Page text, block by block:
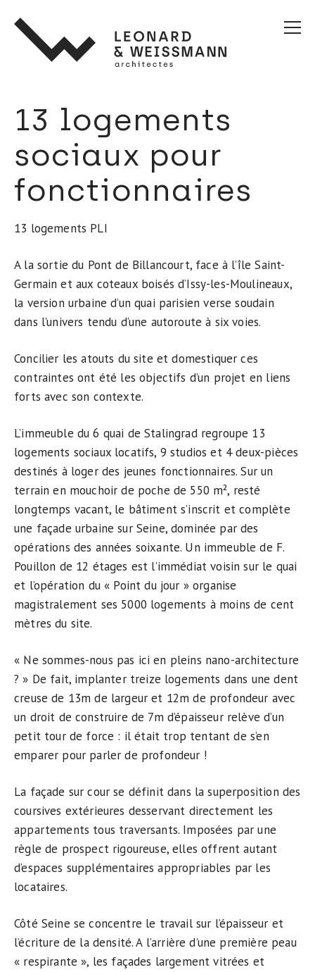
13 logements
sociaux pour
fonctionnaires
13 logements PLI
A la sortie du Pont de Billancourt, face à l’île Saint-
Germain et aux coteaux boisés d’Issy-les-Moulineaux,
la version urbaine d’un quai parisien verse soudain
dans l’univers tendu d’une autoroute à six voies.
Concilier les atouts du site et domestiquer ces
contraintes ont été les objectifs d’un projet en liens
forts avec son contexte.
L’immeuble du 6 quai de Stalingrad regroupe 13
logements sociaux locatifs, 9 studios et 4 deux-pièces
destinés à loger des jeunes fonctionnaires. Sur un
terrain en mouchoir de poche de 550 m², resté
longtemps vacant, le bâtiment s’inscrit et complète
une façade urbaine sur Seine, dominée par des
opérations des années soixante. Un immeuble de F.
Pouillon de 12 étages est l’immédiat voisin sur le quai
et l’opération du « Point du jour » organise
magistralement ses 5000 logements à moins de cent
mètres du site.
« Ne sommes-nous pas ici en pleins nano-architecture
? » De fait, implanter treize logements dans une dent
creuse de 13m de largeur et 12m de profondeur avec
un droit de construire de 7m d’épaisseur relève d’un
petit tour de force : il était trop tentant de s’en
emparer pour parler de profondeur !
La façade sur cour se définit dans la superposition des
coursives extérieures desservant directement les
appartements tous traversants. Imposées par une
règle de prospect rigoureuse, elles offrent autant
d’espaces supplémentaires appropriables par les
locataires.
Côté Seine se concentre le travail sur l’épaisseur et
l’écriture de la densité. A l’arrière d’une première peau
« respirante », les façades largement vitrées et